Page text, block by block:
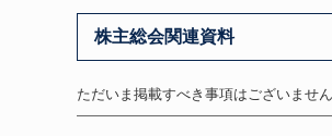
株主総会関連資料
ただいま掲載すべき事項はございません